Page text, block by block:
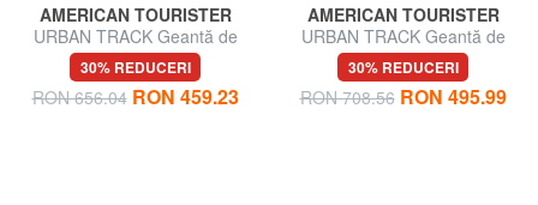
AMERICAN TOURISTER
URBAN TRACK Geantă de
voiaj, bagaj de mână, cu roți
30% REDUCERI
RON 656.04 RON 459.23
AMERICAN TOURISTER
URBAN TRACK Geantă de
voiaj, medie, cu roți
30% REDUCERI
RON 708.56 RON 495.99